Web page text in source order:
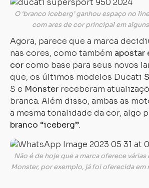
O ‘branco iceberg’ ganhou espaço no
com ares de cor principal em
Agora, parece que a marca
nas cores, como também apostar
corcomo base para seus novos
que, os últimos modelos Ducati
S e Monster receberam
branca. Além disso, ambas as
a mesma tonalidade da cor, algo
branco “iceberg”.
Não é de hoje que a marca oferece
Monster, por exemplo, já foi oferecida em